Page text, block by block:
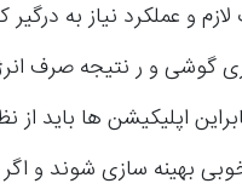
لازم و عملکرد نیاز به
گوشی و ر نتیجه صرف
اپلیکیشن ها باید از
بهینه سازی شوند و اگر